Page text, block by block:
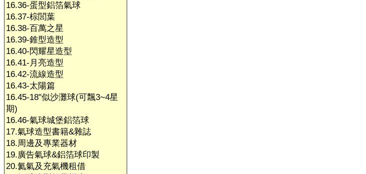
16.36-蛋型鋁箔氣球
16.37-棕閭葉
16.38-百萬之星
16.39-錐型造型
16.40-閃耀星造型
16.41-月亮造型
16.42-流線造型
16.43-太陽篇
16.45-18"似沙灘球(可飄3~4星
期)
16.46-氣球城堡鋁箔球
17.氣球造型書籍&雜誌
18.周邊及專業器材
19.廣告氣球&鋁箔球印製
20.氦氣及充氣機租借